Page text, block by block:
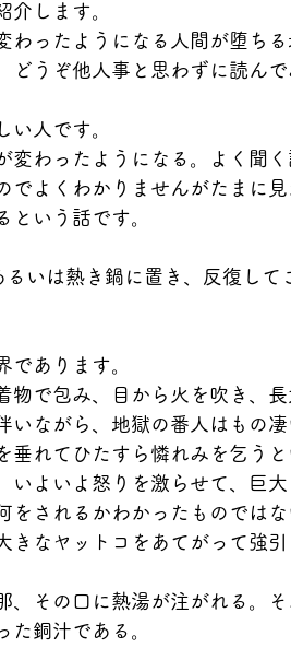
介します。
わったようになる人間が堕ち
どうぞ他人事と思わずに読んで
い人です。
変わったようになる。よく聞
でよくわかりませんがたまに見
という話です。
るいは熱き鍋に置き、反復して
であります。
物で包み、目から火を吹き、
いながら、地獄の番人はもの
れてひたすら憐れみを乞うと
いよいよ怒りを激らせて、巨
をされるかわかったものでは
きなヤットコをあてがって強引
、その口に熱湯が注がれる。
た銅汁である。